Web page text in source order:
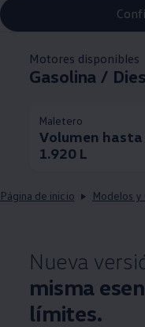
Motores disponibles
Gasolina /
Maletero
Volumen hasta
1.920 L
Página de inicio Modelos
Nueva
misma
límites.